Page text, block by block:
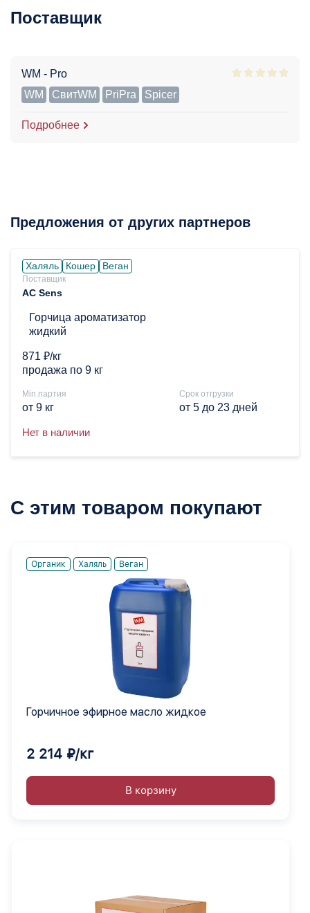
Поставщик
WM - Pro
WM
СвитWM PriPra Spicer
Подробнее
Предложения от других партнеров
Халяль Кошер Веган
Поставщик
AC Sens
Горчица ароматизатор
жидкий
871 ₽/кг
продажа по 9 кг
Min.партия
от 9 кг
Срок отгрузки
от 5 до 23 дней
Нет в наличии
С этим товаром покупают
Органик Халяль Веган
Горчичное эфирное масло жидкое
2 214 ₽/кг
В корзину